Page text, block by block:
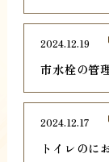
市水栓の管
2024.12.19
トイレのに
2024.12.17